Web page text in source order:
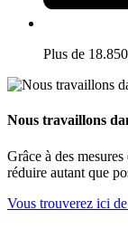
Plus de
Nous travaillons
Grâce à des
réduire autant que
Vous trouverez ici